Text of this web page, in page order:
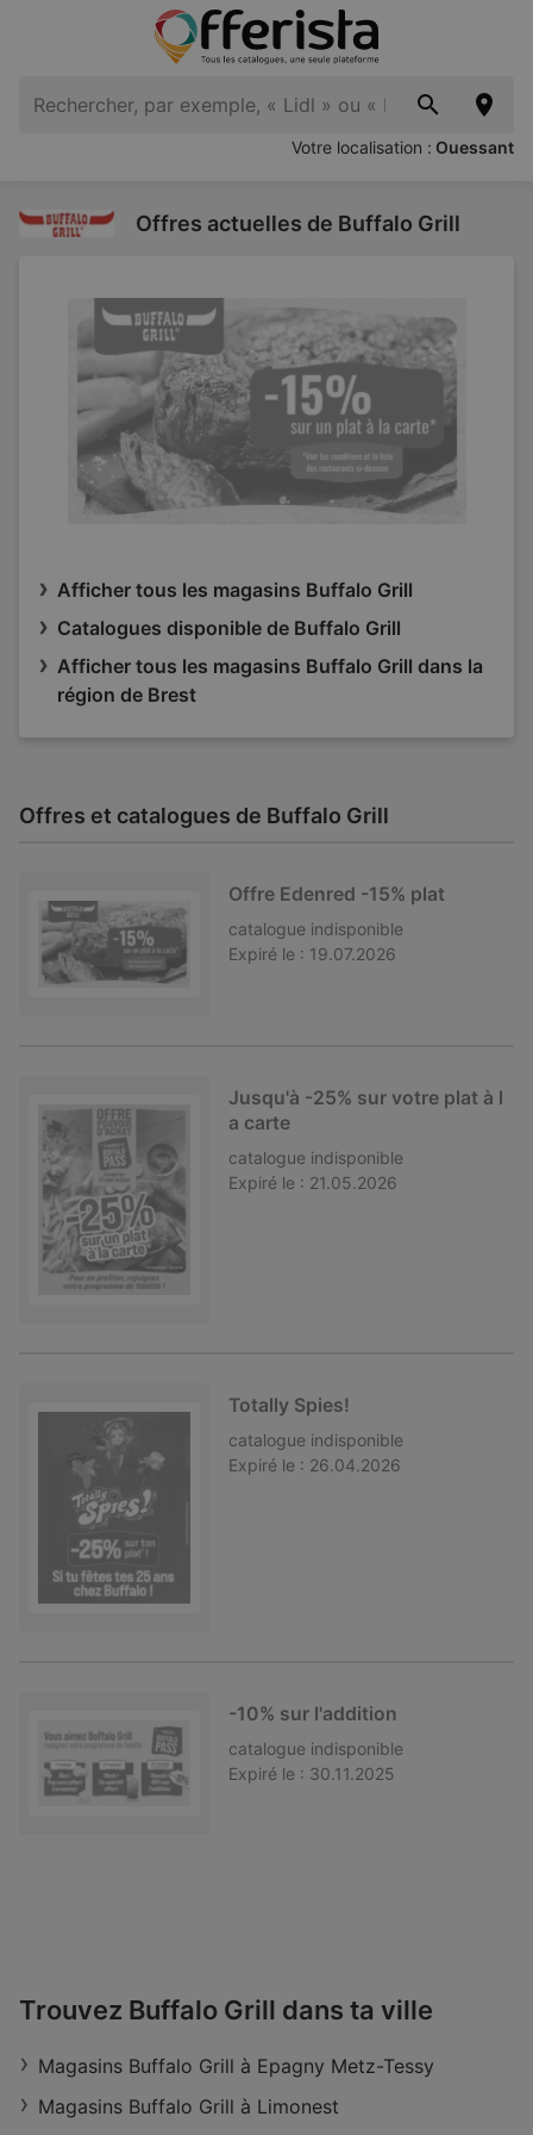
Votre localisation : Ouessant
Offres actuelles de Buffalo Grill
Afficher tous les magasins Buffalo Grill
Catalogues disponible de Buffalo Grill
Afficher tous les magasins Buffalo Grill dans la
région de Brest
Offres et catalogues de Buffalo Grill
Offre Edenred -15% plat
catalogue indisponible
Expiré le : 19.07.2026
Jusqu'à -25% sur votre plat à l
a carte
catalogue indisponible
Expiré le : 21.05.2026
Totally Spies!
catalogue indisponible
Expiré le : 26.04.2026
-10% sur l'addition
catalogue indisponible
Expiré le : 30.11.2025
Trouvez Buffalo Grill dans ta ville
Magasins Buffalo Grill à Epagny Metz-Tessy
Magasins Buffalo Grill à Limonest